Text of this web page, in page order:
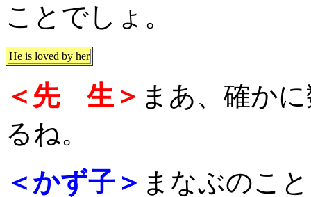
ことでしょ。
He is loved by her
＜先 生＞ まあ、確か
るね。
＜かず子＞ まなぶのこ